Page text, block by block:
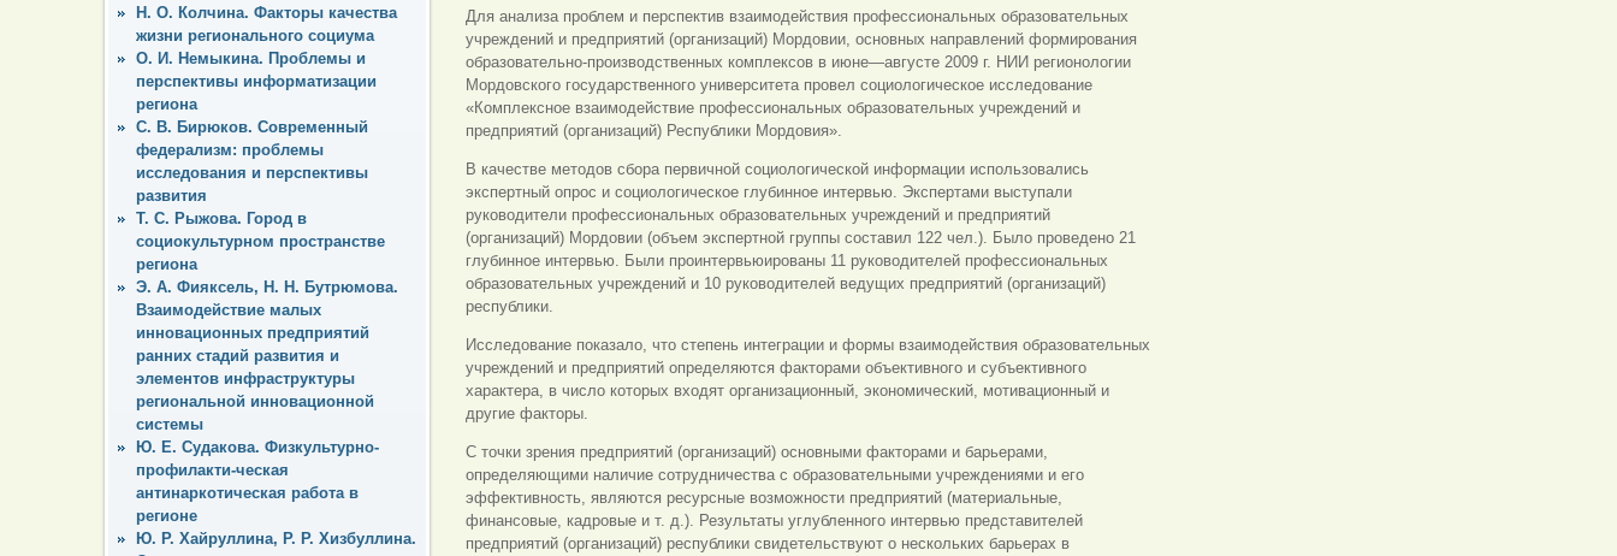
Н. О. Колчина. Факторы качества
жизни регионального социума
О. И. Немыкина. Проблемы и
перспективы информатизации
региона
С. В. Бирюков. Современный
федерализм: проблемы
исследования и перспективы
развития
Т. С. Рыжова. Город в
социокультурном пространстве
региона
Э. А. Фияксель, Н. Н. Бутрюмова.
Взаимодействие малых
инновационных предприятий
ранних стадий развития и
элементов инфраструктуры
региональной инновационной
системы
Ю. Е. Судакова. Физкультурно-
профилакти-ческая
антинаркотическая работа в
регионе
Ю. Р. Хайруллина, Р. Р. Хизбуллина.
Для анализа проблем и перспектив взаимодействия профессиональных образовательных
учреждений и предприятий (организаций) Мордовии, основных направлений формирования
образовательно-производственных комплексов в июне—августе 2009 г. НИИ регионологии
Мордовского государственного университета провел социологическое исследование
«Комплексное взаимодействие профессиональных образовательных учреждений и
предприятий (организаций) Республики Мордовия».
В качестве методов сбора первичной социологической информации использовались
экспертный опрос и социологическое глубинное интервью. Экспертами выступали
руководители профессиональных образовательных учреждений и предприятий
(организаций) Мордовии (объем экспертной группы составил 122 чел.). Было проведено 21
глубинное интервью. Были проинтервьюированы 11 руководителей профессиональных
образовательных учреждений и 10 руководителей ведущих предприятий (организаций)
республики.
Исследование показало, что степень интеграции и формы взаимодействия образовательных
учреждений и предприятий определяются факторами объективного и субъективного
характера, в число которых входят организационный, экономический, мотивационный и
другие факторы.
С точки зрения предприятий (организаций) основными факторами и барьерами,
определяющими наличие сотрудничества с образовательными учреждениями и его
эффективность, являются ресурсные возможности предприятий (материальные,
финансовые, кадровые и т. д.). Результаты углубленного интервью представителей
предприятий (организаций) республики свидетельствуют о нескольких барьерах в